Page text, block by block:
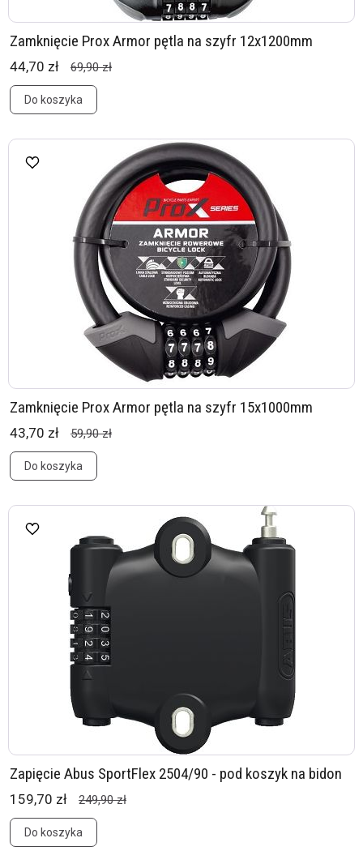
Zamknięcie Prox Armor pętla na szyfr 12x1200mm
44,70 zł 69,90 zł
Do koszyka
Zamknięcie Prox Armor pętla na szyfr 15x1000mm
43,70 zł 59,90 zł
Do koszyka
Zapięcie Abus SportFlex 2504/90 - pod koszyk na bidon
159,70 zł 249,90 zł
Do koszyka